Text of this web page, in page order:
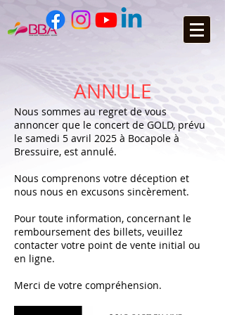
ANNULE
Nous sommes au regret de vous
annoncer que le concert de GOLD, prévu
le samedi 5 avril 2025 à Bocapole à
Bressuire, est annulé.
Nous comprenons votre déception et
nous nous en excusons sincèrement.
Pour toute information, concernant le
remboursement des billets, veuillez
contacter votre point de vente initial ou
en ligne.
Merci de votre compréhension.